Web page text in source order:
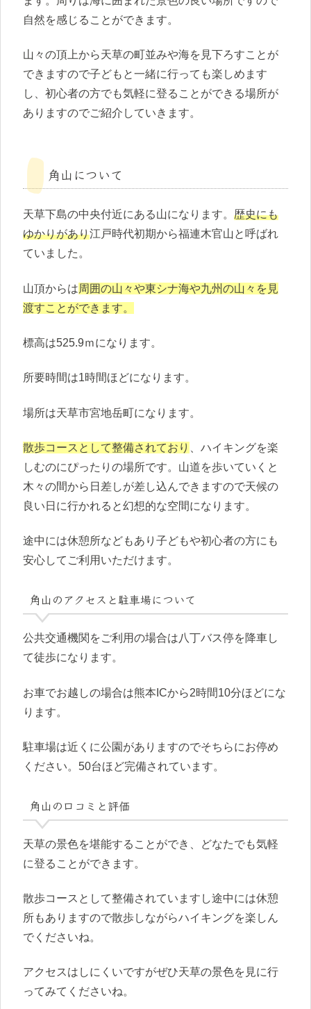
自然を感じることができます。
山々の頂上から天草の町並みや海を見下ろすことが
できますので子どもと一緒に行っても楽しめます
し、初心者の方でも気軽に登ることができる場所が
ありますのでご紹介していきます。
角山について
天草下島の中央付近にある山になります。 歴史にも
ゆかりがあり江戸時代初期から福連木官山と呼ばれ
ていました。
山頂からは周囲の山々や東シナ海や九州の山々を見
渡すことができます。
標高は525.9ｍになります。
所要時間は1時間ほどになります。
場所は天草市宮地岳町になります。
散歩コースとして整備されており
、ハイキングを楽
しむのにぴったりの場所です。山道を歩いていくと
木々の間から日差しが差し込んできますので天候の
良い日に行かれると幻想的な空間になります。
途中には休憩所などもあり子どもや初心者の方にも
安心してご利用いただけます。
角山のアクセスと駐車場について
公共交通機関をご利用の場合は八丁バス停を降車し
て徒歩になります。
お車でお越しの場合は熊本ICから2時間10分ほどにな
ります。
駐車場は近くに公園がありますのでそちらにお停め
ください。50台ほど完備されています。
角山の口コミと評価
天草の景色を堪能することができ、どなたでも気軽
に登ることができます。
散歩コースとして整備されていますし途中には休憩
所もありますので散歩しながらハイキングを楽しん
でくださいね。
アクセスはしにくいですがぜひ天草の景色を見に行
ってみてくださいね。